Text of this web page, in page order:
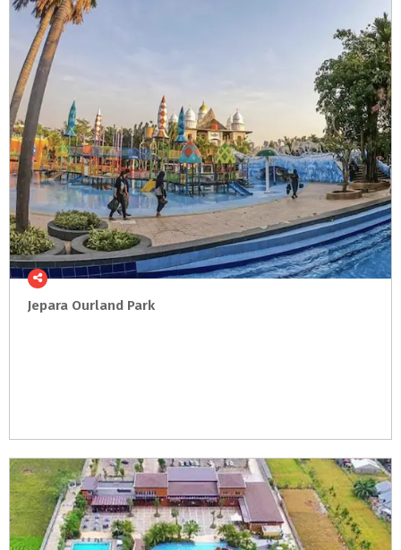
Jepara Ourland Park